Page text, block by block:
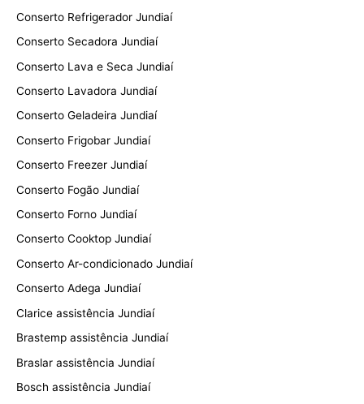
Conserto Refrigerador Jundiaí
Conserto Secadora Jundiaí
Conserto Lava e Seca Jundiaí
Conserto Lavadora Jundiaí
Conserto Geladeira Jundiaí
Conserto Frigobar Jundiaí
Conserto Freezer Jundiaí
Conserto Fogão Jundiaí
Conserto Forno Jundiaí
Conserto Cooktop Jundiaí
Conserto Ar-condicionado Jundiaí
Conserto Adega Jundiaí
Clarice assistência Jundiaí
Brastemp assistência Jundiaí
Braslar assistência Jundiaí
Bosch assistência Jundiaí